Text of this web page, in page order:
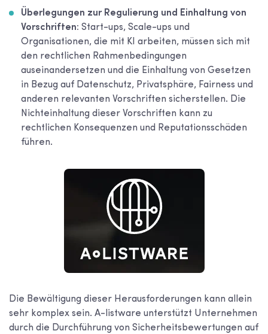
Überlegungen zur Regulierung und Einhaltung von
Vorschriften: Start-ups, Scale-ups und
Organisationen, die mit KI arbeiten, müssen sich mit
den rechtlichen Rahmenbedingungen
auseinandersetzen und die Einhaltung von Gesetzen
in Bezug auf Datenschutz, Privatsphäre, Fairness und
anderen relevanten Vorschriften sicherstellen. Die
Nichteinhaltung dieser Vorschriften kann zu
rechtlichen Konsequenzen und Reputationsschäden
führen.
Die Bewältigung dieser Herausforderungen kann allein
sehr komplex sein. A-listware unterstützt Unternehmen
durch die Durchführung von Sicherheitsbewertungen auf